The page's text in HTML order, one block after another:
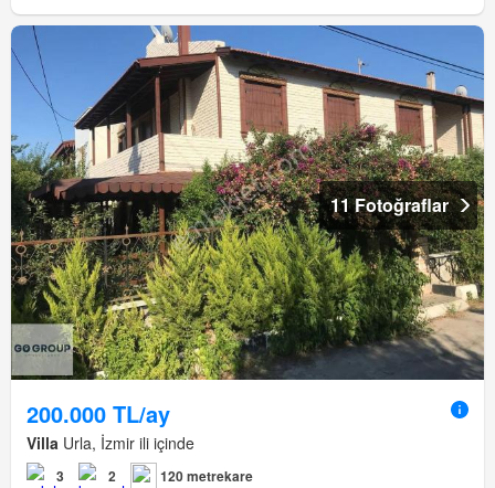
11 Fotoğraflar
200.000 TL/ay
Villa Urla, İzmir ili içinde
3 2 120 metrekare